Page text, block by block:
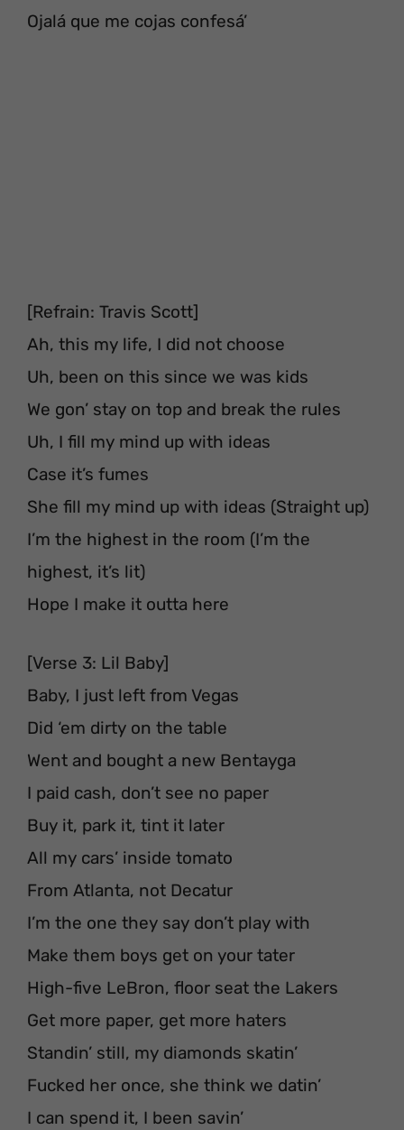
Ojalá que me cojas confesá’
[Refrain: Travis Scott]
Ah, this my life, I did not choose
Uh, been on this since we was kids
We gon’ stay on top and break the rules
Uh, I fill my mind up with ideas
Case it’s fumes
She fill my mind up with ideas (Straight up)
I’m the highest in the room (I’m the
highest, it’s lit)
Hope I make it outta here
[Verse 3: Lil Baby]
Baby, I just left from Vegas
Did ‘em dirty on the table
Went and bought a new Bentayga
I paid cash, don’t see no paper
Buy it, park it, tint it later
All my cars’ inside tomato
From Atlanta, not Decatur
I’m the one they say don’t play with
Make them boys get on your tater
High-five LeBron, floor seat the Lakers
Get more paper, get more haters
Standin’ still, my diamonds skatin’
Fucked her once, she think we datin’
I can spend it, I been savin’